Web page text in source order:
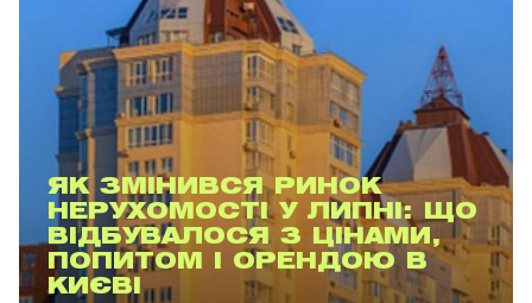
ЯК ЗМІНИВСЯ РИНОК
НЕРУХОМОСТІ У ЛИПНІ: ЩО
ВІДБУВАЛОСЯ З ЦІНАМИ,
ПОПИТОМ І ОРЕНДОЮ В
КИЄВІ